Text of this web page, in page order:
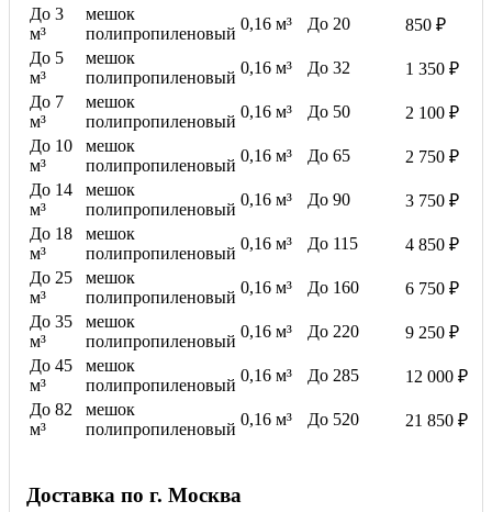
До 3
м³
мешок
полипропиленовый
0,16 м³ До 20
850 ₽
До 5
м³
мешок
полипропиленовый
0,16 м³ До 32
1 350 ₽
До 7
м³
мешок
полипропиленовый
0,16 м³ До 50
2 100 ₽
До 10
м³
мешок
полипропиленовый
0,16 м³ До 65
2 750 ₽
До 14
м³
мешок
полипропиленовый
0,16 м³ До 90
3 750 ₽
До 18
м³
мешок
полипропиленовый
0,16 м³ До 115
4 850 ₽
До 25
м³
мешок
полипропиленовый
0,16 м³ До 160
6 750 ₽
До 35
м³
мешок
полипропиленовый
0,16 м³ До 220
9 250 ₽
До 45
м³
мешок
полипропиленовый
0,16 м³ До 285
12 000 ₽
До 82
м³
мешок
полипропиленовый
0,16 м³ До 520 21 850 ₽
Доставка по г. Москва